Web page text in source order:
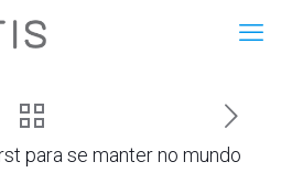
para se manter no mundo